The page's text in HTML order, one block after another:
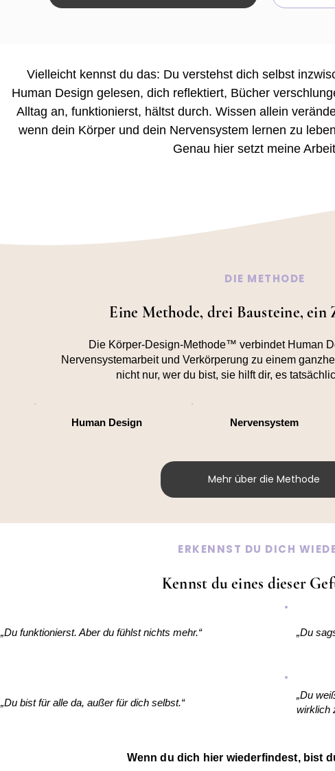
Vielleicht kennst du das: Du verstehst dich selbst
Human Design gelesen, dich reflektiert, Bücher
Alltag an, funktionierst, hältst durch. Wissen allein
wenn dein Körper und dein Nervensystem lernen zu
Genau hier setzt meine
DIE METHODE
Eine Methode, drei Bausteine, ein
Die Körper-Design-Methode™ verbindet Human
Nervensystemarbeit und Verkörperung zu einem
nicht nur, wer du bist, sie hilft dir, es
Human Design Nervensystem
Mehr über die Methode
ERKENNST DU DICH
Kennst du eines dieser
„Du funktionierst. Aber du fühlst nichts mehr.“
„Du bist für alle da, außer für dich selbst.“
„Du
„Du
wirklich
Wenn du dich hier wiederfindest, bist